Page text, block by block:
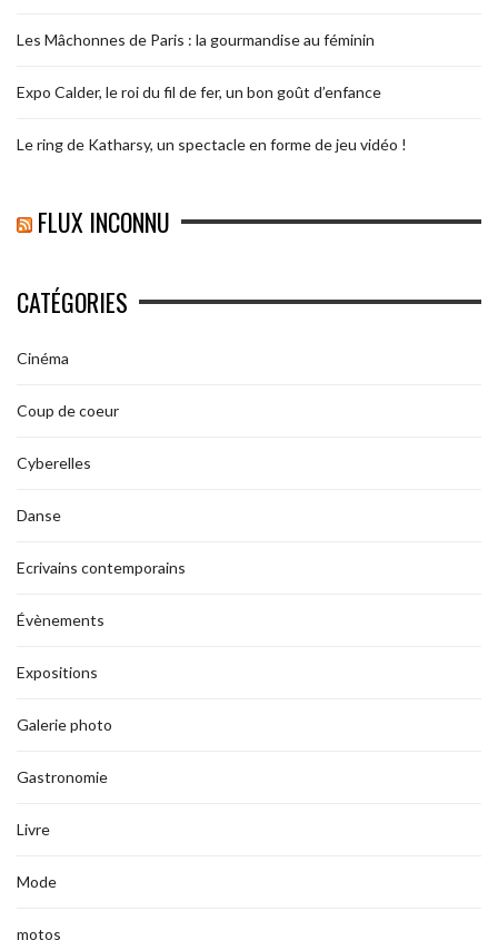
Les Mâchonnes de Paris : la gourmandise au féminin
Expo Calder, le roi du fil de fer, un bon goût d’enfance
Le ring de Katharsy, un spectacle en forme de jeu vidéo !
FLUX INCONNU
CATÉGORIES
Cinéma
Coup de coeur
Cyberelles
Danse
Ecrivains contemporains
Évènements
Expositions
Galerie photo
Gastronomie
Livre
Mode
motos